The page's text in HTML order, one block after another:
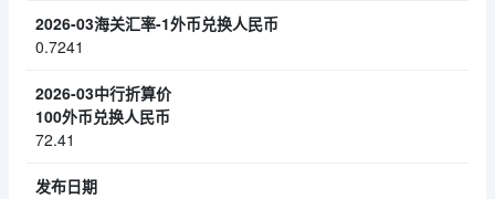
0.7241
72.41